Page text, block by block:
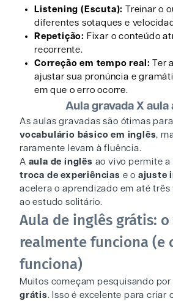
Listening (Escuta): Treinar o
diferentes sotaques e
Repetição: Fixar o conteúdo
recorrente.
Correção em tempo real: Ter
ajustar sua pronúncia e
em que o erro ocorre.
Aula gravada X aula
As aulas gravadas são ótimas
vocabulário básico em inglês,
raramente levam à fluência.
A aula de inglês ao vivo permite a
troca de experiências e o ajuste
acelera o aprendizado em até três
ao estudo solitário.
Aula de inglês grátis: o
realmente funciona (e
funciona)
Muitos começam pesquisando por
grátis. Isso é excelente para criar